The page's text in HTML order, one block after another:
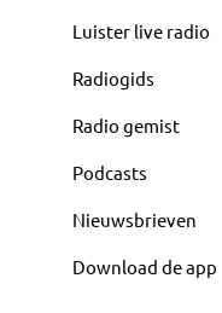
Luister live radio
Radiogids
Radio gemist
Podcasts
Nieuwsbrieven
Download de app